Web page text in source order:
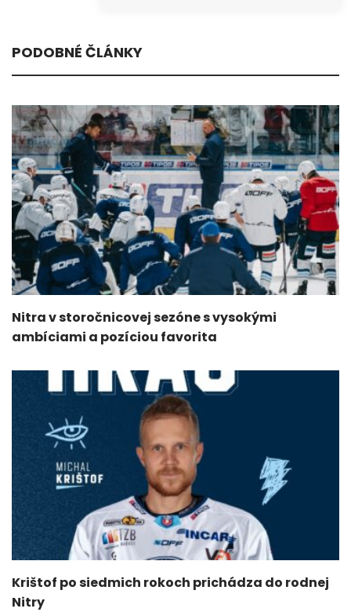
PODOBNÉ ČLÁNKY
Nitra v storočnicovej sezóne s vysokými
ambíciami a pozíciou favorita
Krištof po siedmich rokoch prichádza do rodnej
Nitry